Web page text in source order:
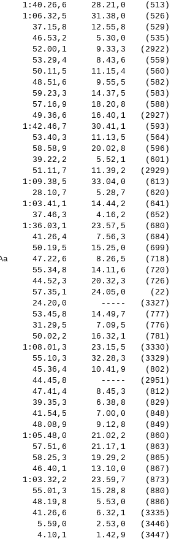
1:40.26,6     28.21,0    (513)
1:06.32,5     31.38,0    (526)
37.15,8     12.55,8    (529)
46.53,2      5.30,0    (535)
52.00,1      9.33,3   (2922)
53.29,4      8.43,6    (559)
50.11,5     11.15,4    (560)
48.51,6      9.55,5    (582)
59.23,3     14.37,5    (583)
57.16,9     18.20,8    (588)
49.36,6     16.40,1   (2927)
1:42.46,7     30.41,1    (593)
53.40,3     11.13,5    (564)
58.58,9     20.02,8    (596)
39.22,2      5.52,1    (601)
51.11,7     11.39,2   (2929)
1:09.38,5     33.04,0    (613)
28.10,7      5.28,7    (620)
1:03.41,1     14.44,2    (641)
37.46,3      4.16,2    (652)
1:36.03,1     23.57,5    (680)
41.26,4      7.56,3    (684)
50.19,5     15.25,0    (699)
Aa     47.22,6      8.26,5    (718)
55.34,8     14.11,6    (720)
44.52,3     20.32,3    (726)
57.35,1     24.05,0     (22)
24.20,0       -----   (3327)
53.45,8     14.49,7    (777)
31.29,5      7.09,5    (776)
50.02,2     16.32,1    (781)
1:08.01,3     23.15,5   (3330)
55.10,3     32.28,3   (3329)
45.36,4     10.41,9    (802)
44.45,8       -----   (2951)
47.41,4      8.45,3    (812)
39.35,3      6.38,8    (829)
41.54,5      7.00,0    (848)
48.08,9      9.12,8    (849)
1:05.48,0     21.02,2    (860)
57.51,6     21.17,1    (863)
58.25,3     19.29,2    (865)
46.40,1     13.10,0    (867)
1:03.32,2     23.59,7    (873)
55.01,3     15.28,8    (880)
48.19,8      5.53,0    (886)
41.26,6      6.32,1   (3335)
5.59,0      2.53,0   (3446)
4.10,1      1.42,9   (3447)